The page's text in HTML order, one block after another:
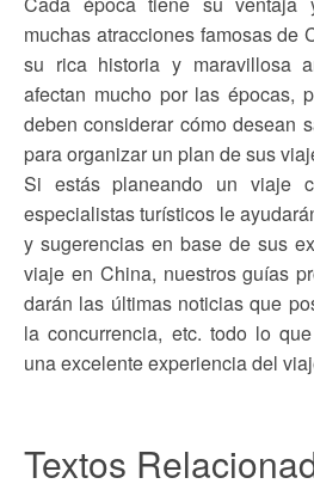
muchas atracciones famosas de
su rica historia y maravillosa
afectan mucho por las épocas,
deben considerar cómo desean
para organizar un plan de sus
Si estás planeando un viaje
especialistas turísticos le
y sugerencias en base de sus
viaje en China, nuestros guías
darán las últimas noticias que
la concurrencia, etc. todo lo
una excelente experiencia del
Textos